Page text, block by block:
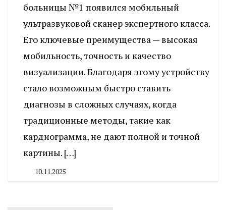
больницы №1 появился мобильный
ультразвуковой сканер экспертного класса.
Его ключевые преимущества — высокая
мобильность, точность и качество
визуализации. Благодаря этому устройству
стало возможным быстро ставить
диагнозы в сложных случаях, когда
традиционные методы, такие как
кардиограмма, не дают полной и точной
картины. […]
10.11.2025